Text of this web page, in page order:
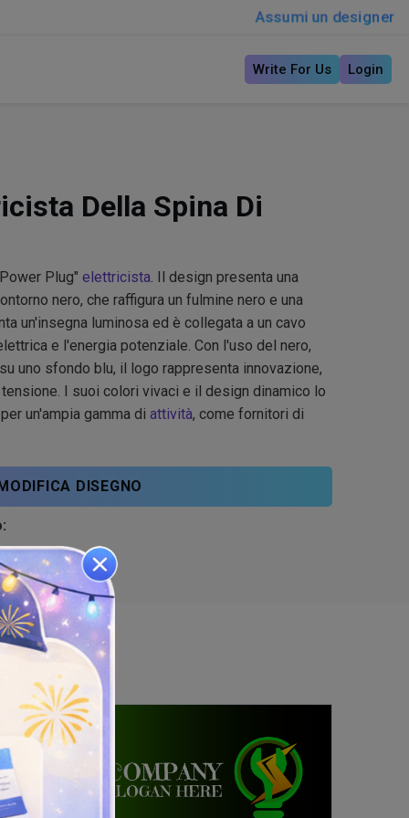
Assumi un designer
Write For Us Login
Della Spina Di
Plug" elettricista. Il design presenta una
nero, che raffigura un fulmine nero e una
un'insegna luminosa ed è collegata a un cavo
e l'energia potenziale. Con l'uso del nero,
uno sfondo blu, il logo rappresenta innovazione,
I suoi colori vivaci e il design dinamico lo
un'ampia gamma di attività, come fornitori di
DISEGNO